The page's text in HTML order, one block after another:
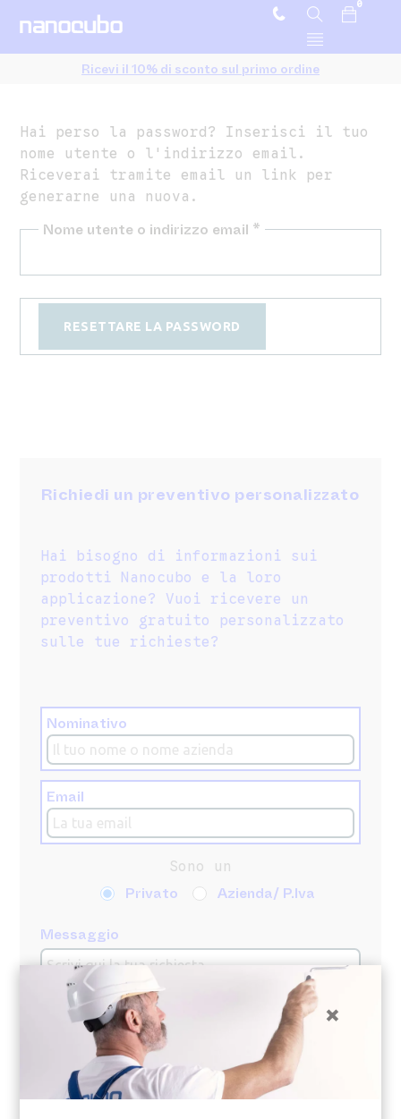
0
Ricevi il 10% di sconto sul primo ordine
Hai perso la password? Inserisci il tuo
nome utente o l'indirizzo email.
Riceverai tramite email un link per
generarne una nuova.
Nome utente o indirizzo email *
RESETTARE LA PASSWORD
Richiedi un preventivo personalizzato
Hai bisogno di informazioni sui
prodotti Nanocubo e la loro
applicazione? Vuoi ricevere un
preventivo gratuito personalizzato
sulle tue richieste?
Nominativo
Email
Sono un
Privato
Azienda/ P.Iva
Messaggio
×